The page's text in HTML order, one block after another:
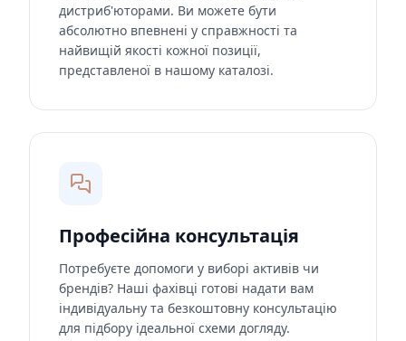
дистриб'юторами. Ви можете бути
абсолютно впевнені у справжності та
найвищій якості кожної позиції,
представленої в нашому каталозі.
Професійна консультація
Потребуєте допомоги у виборі активів чи
брендів? Наші фахівці готові надати вам
індивідуальну та безкоштовну консультацію
для підбору ідеальної схеми догляду.